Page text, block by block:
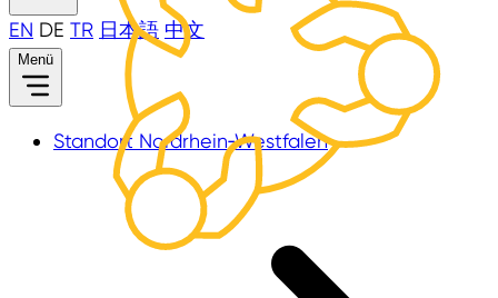
EN DE TR 日本語 中文
Menü
Standort Nordrhein‑Westfalen